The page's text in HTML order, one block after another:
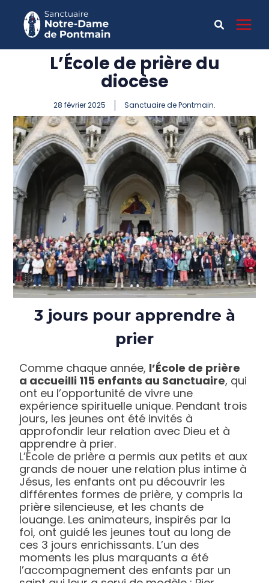
L’École de prière du
diocèse
28 février 2025 Sanctuaire de Pontmain.
3 jours pour apprendre à
prier
Comme chaque année, l’École de prière
a accueilli 115 enfants au Sanctuaire, qui
ont eu l’opportunité de vivre une
expérience spirituelle unique. Pendant trois
jours, les jeunes ont été invités à
approfondir leur relation avec Dieu et à
apprendre à prier.
L’École de prière a permis aux petits et aux
grands de nouer une relation plus intime à
Jésus, les enfants ont pu découvrir les
différentes formes de prière, y compris la
prière silencieuse, et les chants de
louange. Les animateurs, inspirés par la
foi, ont guidé les jeunes tout au long de
ces 3 jours enrichissants. L’un des
moments les plus marquants a été
l’accompagnement des enfants par un